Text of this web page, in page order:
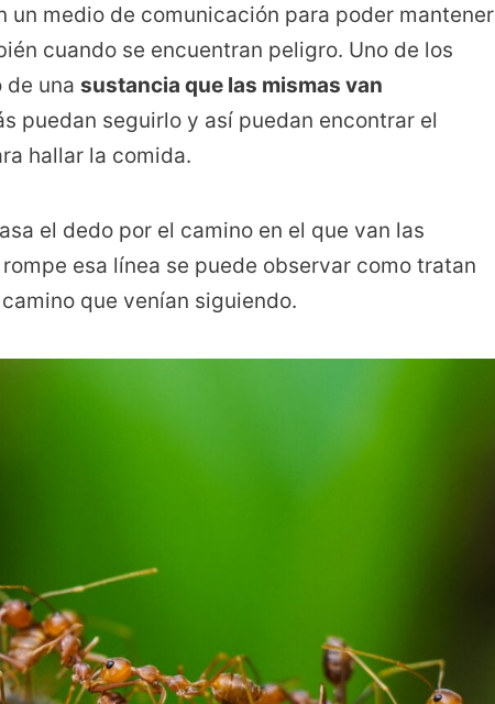
un medio de comunicación para poder mantener
cuando se encuentran peligro. Uno de los
de una sustancia que las mismas van
puedan seguirlo y así puedan encontrar el
hallar la comida.
el dedo por el camino en el que van las
esa línea se puede observar como tratan
que venían siguiendo.